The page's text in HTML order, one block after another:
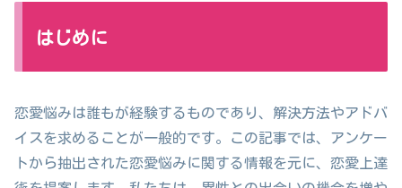
はじめに
恋愛悩みは誰もが経験するものであり、解決方法やアドバ
イスを求めることが一般的です。この記事では、アンケー
トから抽出された恋愛悩みに関する情報を元に、恋愛上達